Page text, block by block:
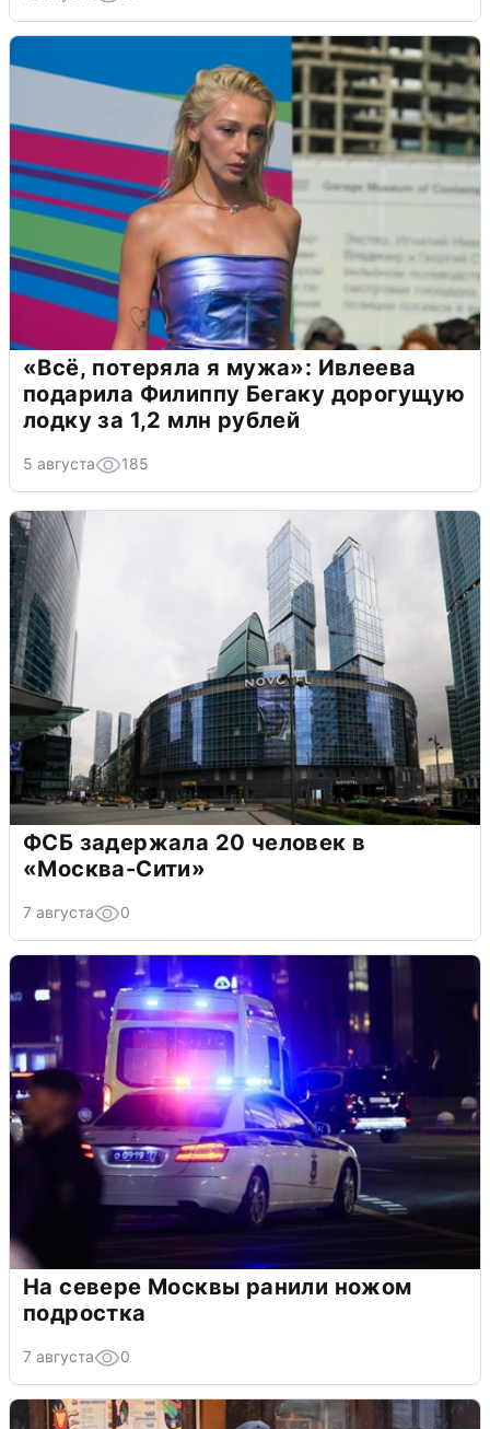
«Всё, потеряла я мужа»: Ивлеева
подарила Филиппу Бегаку дорогущую
лодку за 1,2 млн рублей
5 августа 185
ФСБ задержала 20 человек в
«Москва-Сити»
7 августа 0
На севере Москвы ранили ножом
подростка
7 августа 0